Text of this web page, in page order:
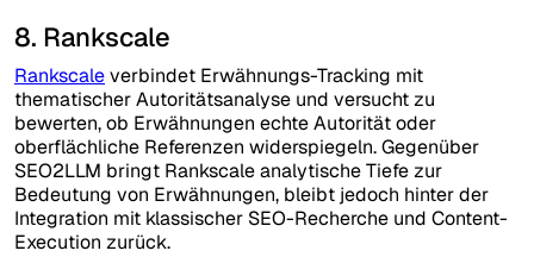
8. Rankscale
Rankscaleverbindet Erwähnungs-Tracking mit
thematischer Autoritätsanalyse und versucht zu
bewerten, ob Erwähnungen echte Autorität oder
oberflächliche Referenzen widerspiegeln. Gegenüber
SEO2LLM bringt Rankscale analytische Tiefe zur
Bedeutung von Erwähnungen, bleibt jedoch hinter der
Integration mit klassischer SEO-Recherche und Content-
Execution zurück.